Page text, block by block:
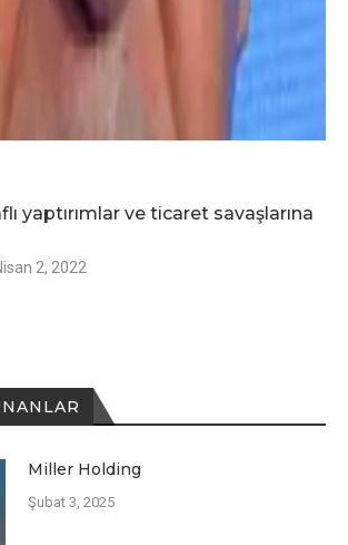
yaptırımlar ve ticaret savaşlarına
2, 2022
Miller Holding
Şubat 3, 2025